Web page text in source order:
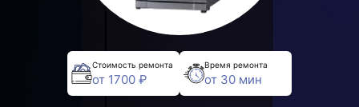
Стоимость ремонта
от 1700 ₽
Время ремонта
от 30 мин